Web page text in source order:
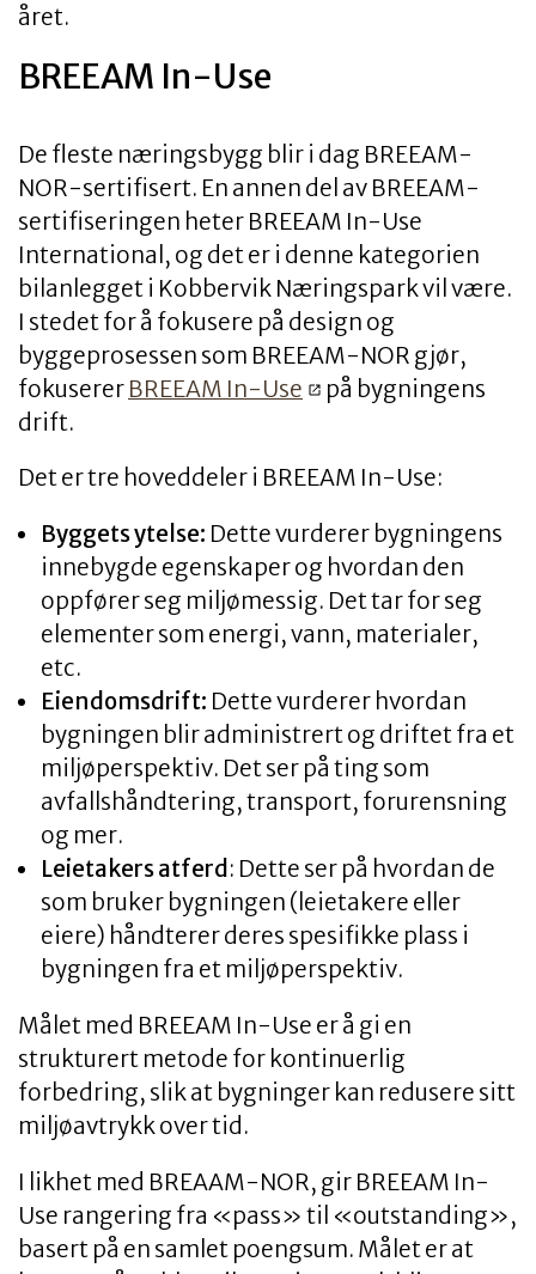
året.
BREEAM In-Use
De fleste næringsbygg blir i dag BREEAM-
NOR-sertifisert. En annen del av BREEAM-
sertifiseringen heter BREEAM In-Use
International, og det er i denne kategorien
bilanlegget i Kobbervik Næringspark vil være.
I stedet for å fokusere på design og
byggeprosessen som BREEAM-NOR gjør,
fokuserer BREEAM In-Use
på bygningens
drift.
Det er tre hoveddeler i BREEAM In-Use:
Byggets ytelse: Dette vurderer bygningens
innebygde egenskaper og hvordan den
oppfører seg miljømessig. Det tar for seg
elementer som energi, vann, materialer,
etc.
Eiendomsdrift: Dette vurderer hvordan
bygningen blir administrert og driftet fra et
miljøperspektiv. Det ser på ting som
avfallshåndtering, transport, forurensning
og mer.
Leietakers atferd : Dette ser på hvordan de
som bruker bygningen (leietakere eller
eiere) håndterer deres spesifikke plass i
bygningen fra et miljøperspektiv.
Målet med BREEAM In-Use er å gi en
strukturert metode for kontinuerlig
forbedring, slik at bygninger kan redusere sitt
miljøavtrykk over tid.
I likhet med BREAAM-NOR, gir BREEAM In-
Use rangering fra «pass» til «outstanding»,
basert på en samlet poengsum. Målet er at